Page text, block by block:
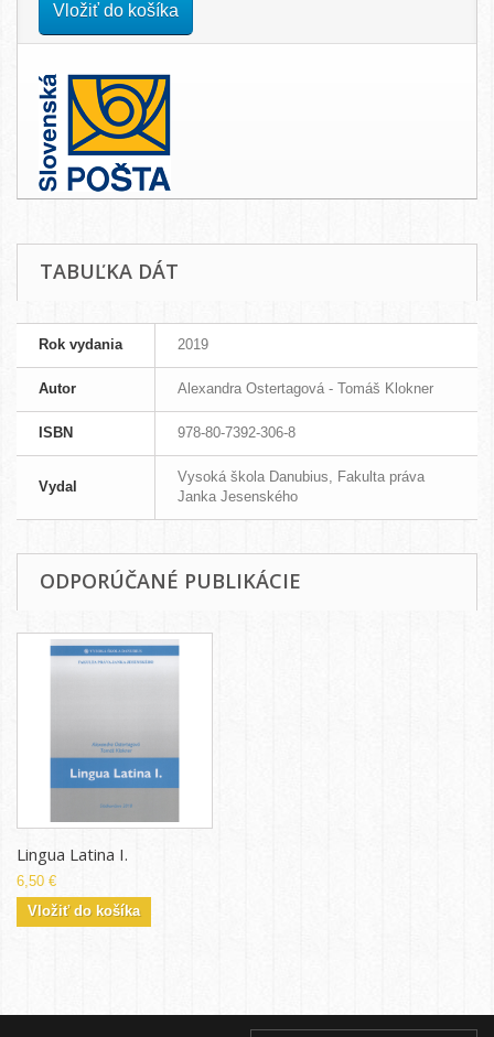
Vložiť do košíka
TABUĽKA DÁT
Rok vydania 2019
Autor Alexandra Ostertagová - Tomáš Klokner
ISBN 978-80-7392-306-8
Vydal
Vysoká škola Danubius, Fakulta práva
Janka Jesenského
ODPORÚČANÉ PUBLIKÁCIE
Lingua Latina I.
6,50 €
Vložiť do košíka